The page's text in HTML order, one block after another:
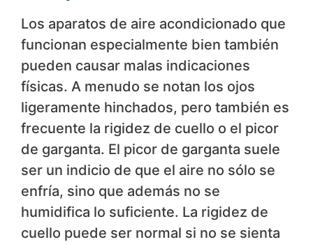
Los aparatos de aire acondicionado que
funcionan especialmente bien también
pueden causar malas indicaciones
físicas. A menudo se notan los ojos
ligeramente hinchados, pero también es
frecuente la rigidez de cuello o el picor
de garganta. El picor de garganta suele
ser un indicio de que el aire no sólo se
enfría, sino que además no se
humidifica lo suficiente. La rigidez de
cuello puede ser normal si no se sienta